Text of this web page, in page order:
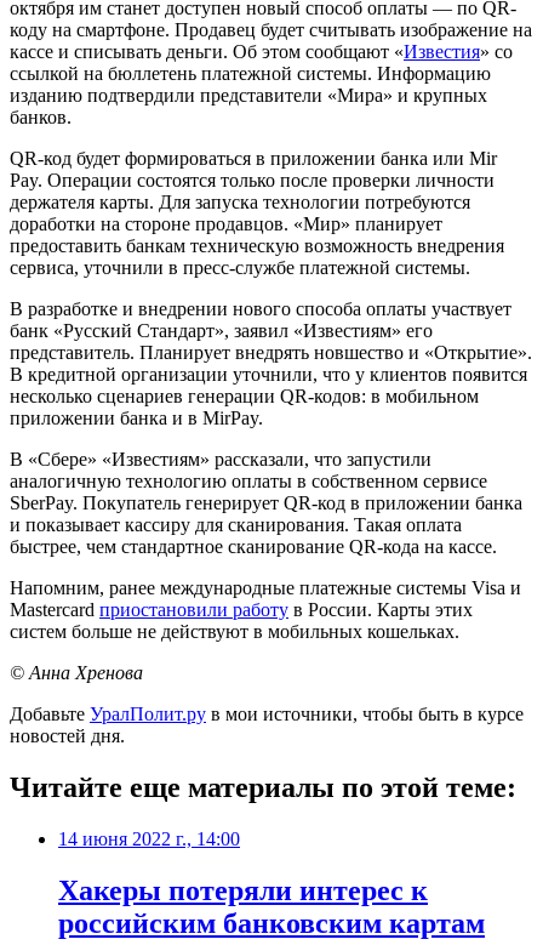
октября им станет доступен новый способ оплаты — по QR-
коду на смартфоне. Продавец будет считывать изображение на
кассе и списывать деньги. Об этом сообщают «Известия» со
ссылкой на бюллетень платежной системы. Информацию
изданию подтвердили представители «Мира» и крупных
банков.
QR-код будет формироваться в приложении банка или Mir
Pay. Операции состоятся только после проверки личности
держателя карты. Для запуска технологии потребуются
доработки на стороне продавцов. «Мир» планирует
предоставить банкам техническую возможность внедрения
сервиса, уточнили в пресс-службе платежной системы.
В разработке и внедрении нового способа оплаты участвует
банк «Русский Стандарт», заявил «Известиям» его
представитель. Планирует внедрять новшество и «Открытие».
В кредитной организации уточнили, что у клиентов появится
несколько сценариев генерации QR-кодов: в мобильном
приложении банка и в MirPay.
В «Сбере» «Известиям» рассказали, что запустили
аналогичную технологию оплаты в собственном сервисе
SberPay. Покупатель генерирует QR-код в приложении банка
и показывает кассиру для сканирования. Такая оплата
быстрее, чем стандартное сканирование QR-кода на кассе.
Напомним, ранее международные платежные системы Visa и
Mastercard приостановили работу в России. Карты этих
систем больше не действуют в мобильных кошельках.
© Анна Хренова
Добавьте УралПолит.ру в мои источники, чтобы быть в курсе
новостей дня.
Читайте еще материалы по этой теме:
14 июня 2022 г., 14:00
​Хакеры потеряли интерес к
российским банковским картам